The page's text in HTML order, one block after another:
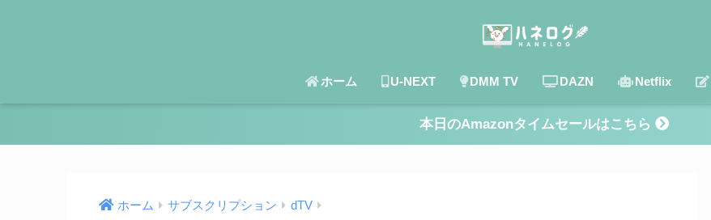
ホーム U-NEXT DMM TV DAZN Netflix
本日のAmazonタイムセールはこちら
ホーム サブスクリプション dTV